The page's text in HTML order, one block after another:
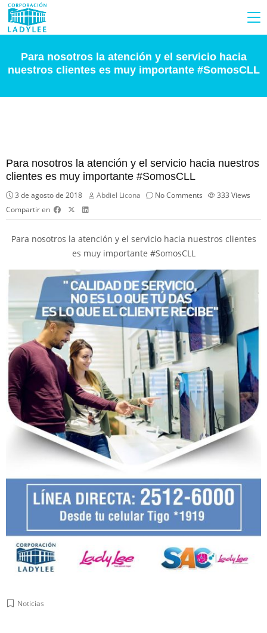
Para nosotros la atención y el servicio hacia
nuestros clientes es muy importante #SomosCLL
Para nosotros la atención y el servicio hacia nuestros
clientes es muy importante #SomosCLL
3 de agosto de 2018 Abdiel Licona No Comments 333 Views
Compartir en
Para nosotros la atención y el servicio hacia nuestros clientes
es muy importante #SomosCLL
Noticias